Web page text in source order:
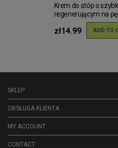
Krem do stóp o
regenerującym na
Green Pharmacy
zł14.99 ADD TO
SKLEP
OBSŁUGA KLIENTA
MY ACCOUNT
CONTACT